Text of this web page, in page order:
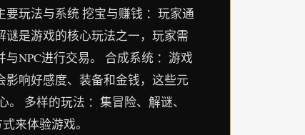
玩法与系统 挖宝与赚钱 ：玩家通
是游戏的核心玩法之一，玩家需
NPC进行交易。 合成系统 ：游戏
响好感度、装备和金钱，这些元
多样的玩法 ：集冒险、解谜、
来体验游戏。